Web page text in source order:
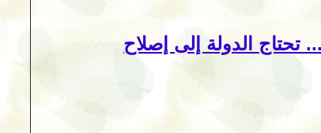
تحتاج الدولة إلى إصلاح